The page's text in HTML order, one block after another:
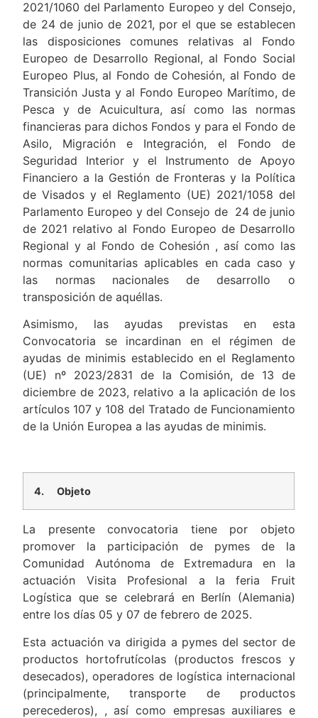
2021/1060 del Parlamento Europeo y del Consejo,
de 24 de junio de 2021, por el que se establecen
las disposiciones comunes relativas al Fondo
Europeo de Desarrollo Regional, al Fondo Social
Europeo Plus, al Fondo de Cohesión, al Fondo de
Transición Justa y al Fondo Europeo Marítimo, de
Pesca y de Acuicultura, así como las normas
financieras para dichos Fondos y para el Fondo de
Asilo, Migración e Integración, el Fondo de
Seguridad Interior y el Instrumento de Apoyo
Financiero a la Gestión de Fronteras y la Política
de Visados y el Reglamento (UE) 2021/1058 del
Parlamento Europeo y del Consejo de 24 de junio
de 2021 relativo al Fondo Europeo de Desarrollo
Regional y al Fondo de Cohesión , así como las
normas comunitarias aplicables en cada caso y
las normas nacionales de desarrollo o
transposición de aquéllas.
Asimismo, las ayudas previstas en esta
Convocatoria se incardinan en el régimen de
ayudas de minimis establecido en el Reglamento
(UE) nº 2023/2831 de la Comisión, de 13 de
diciembre de 2023, relativo a la aplicación de los
artículos 107 y 108 del Tratado de Funcionamiento
de la Unión Europea a las ayudas de minimis.
4.Objeto
La presente convocatoria tiene por objeto
promover la participación de pymes de la
Comunidad Autónoma de Extremadura en la
actuación Visita Profesional a la feria Fruit
Logística que se celebrará en Berlín (Alemania)
entre los días 05 y 07 de febrero de 2025.
Esta actuación va dirigida a pymes del sector de
productos hortofrutícolas (productos frescos y
desecados), operadores de logística internacional
(principalmente, transporte de productos
perecederos), , así como empresas auxiliares e